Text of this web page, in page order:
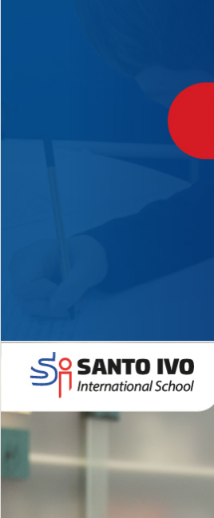
Novidades 2026 High School
EDUCAÇÃO
Inglês todos